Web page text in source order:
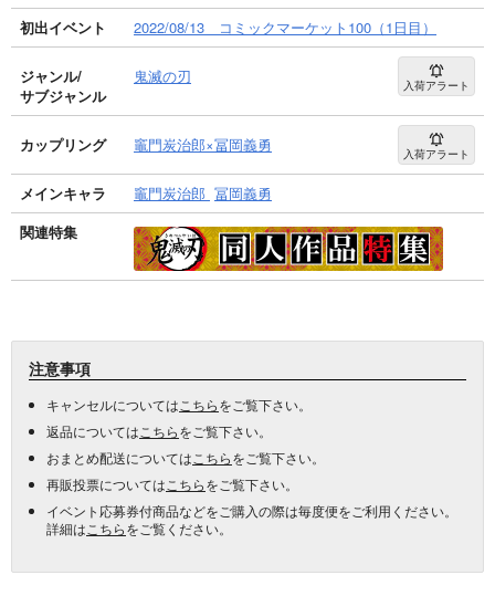
初出イベント
2022/08/13 コミックマーケット100（1日目）
ジャンル/
サブジャンル
鬼滅の刃 入荷アラート
カップリング 竈門炭治郎×冨岡義勇 入荷アラート
メインキャラ 竈門炭治郎 冨岡義勇
関連特集
注意事項
キャンセルについては こちらをご覧下さい。
返品については こちらをご覧下さい。
おまとめ配送については こちらをご覧下さい。
再販投票については こちらをご覧下さい。
イベント応募券付商品などをご購入の際は毎度便をご利用ください。
詳細は こちらをご覧ください。